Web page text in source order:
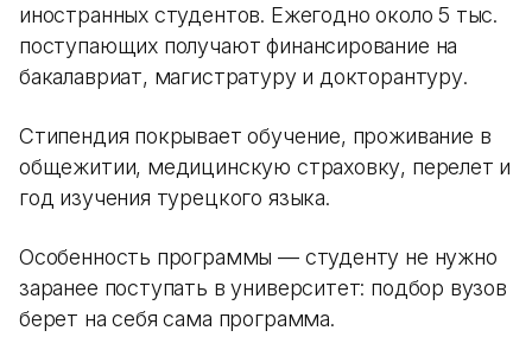
иностранных студентов. Ежегодно около 5 тыс.
поступающих получают финансирование на
бакалавриат, магистратуру и докторантуру.
Стипендия покрывает обучение, проживание в
общежитии, медицинскую страховку, перелет и
год изучения турецкого языка.
Особенность программы — студенту не нужно
заранее поступать в университет: подбор вузов
берет на себя сама программа.